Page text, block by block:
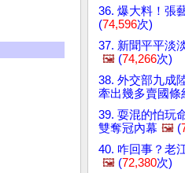
36. 爆大料！張
(74,596次)
37. 新聞平平淡
🖼️ (74,266次)
38. 外交部九成
牽出幾多賣國條
39. 耍混的怕玩
雙奪冠內幕 🖼️ (
40. 咋回事？老
🖼️ (72,380次)